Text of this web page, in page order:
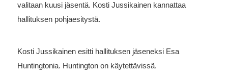
valitaan kuusi jäsentä. Kosti Jussikainen kannattaa
hallituksen pohjaesitystä.
Kosti Jussikainen esitti hallituksen jäseneksi Esa
Huntingtonia. Huntington on käytettävissä.